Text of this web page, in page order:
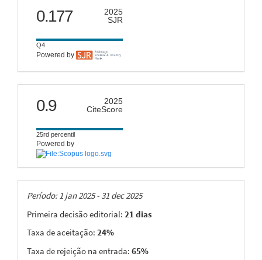
scimago
0.177
2025
SJR
Q4
Powered by
citescore
0.9
2025
CiteScore
25rd percentil
Powered by
Taxas
Período: 1 jan 2025 - 31 dec 2025
Primeira decisão editorial: 21 dias
Taxa de aceitação: 24%
Taxa de rejeição na entrada: 65%